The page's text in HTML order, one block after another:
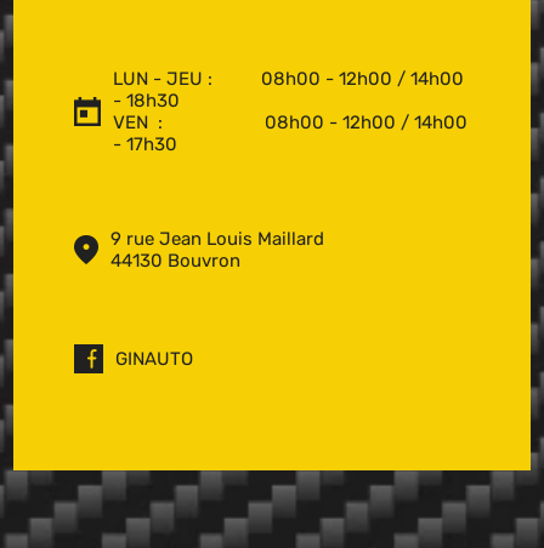
LUN - JEU : 08h00 - 12h00 / 14h00
- 18h30
VEN : 08h00 - 12h00 / 14h00
- 17h30
9 rue Jean Louis Maillard
44130 Bouvron
GINAUTO